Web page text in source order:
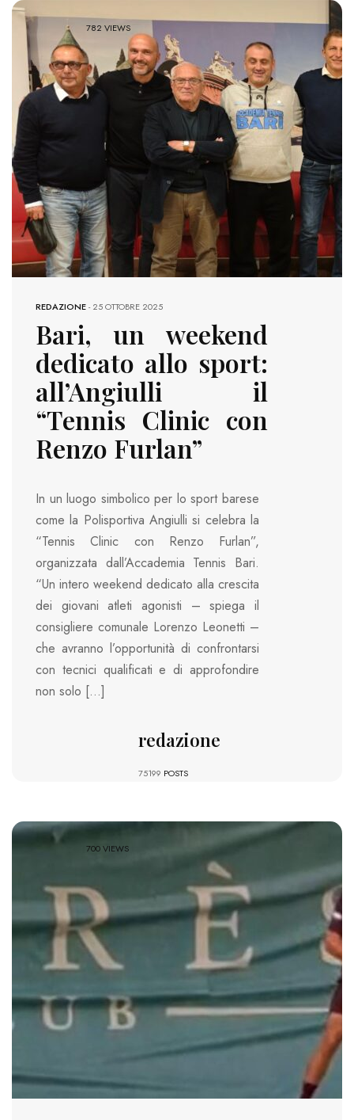
782 VIEWS
REDAZIONE-25 OTTOBRE 2025
Bari, un weekend
dedicato allo sport:
all’Angiulli il
“Tennis Clinic con
Renzo Furlan”
In un luogo simbolico per lo sport barese
come la Polisportiva Angiulli si celebra la
“Tennis Clinic con Renzo Furlan”,
organizzata dall’Accademia Tennis Bari.
“Un intero weekend dedicato alla crescita
dei giovani atleti agonisti – spiega il
consigliere comunale Lorenzo Leonetti –
che avranno l’opportunità di confrontarsi
con tecnici qualificati e di approfondire
non solo […]
redazione
75199 POSTS
700 VIEWS